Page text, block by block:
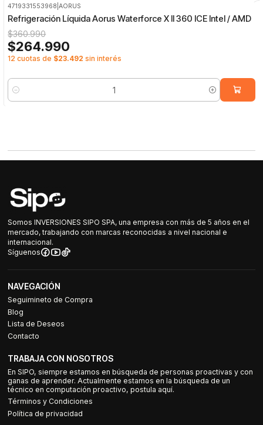
4719331553968 |AORUS
Refrigeración Líquida Aorus Waterforce X II 360 ICE Intel / AMD
$360.990
$264.990
12 cuotas de $23.492 sin interés
Cantidad
Somos INVERSIONES SIPO SPA, una empresa con más de 5 años en el
mercado, trabajando con marcas reconocidas a nivel nacional e
internacional.
Síguenos
NAVEGACIÓN
Seguimineto de Compra
Blog
Lista de Deseos
Contacto
TRABAJA CON NOSOTROS
En SIPO, siempre estamos en búsqueda de personas proactivas y con
ganas de aprender. Actualmente estamos en la búsqueda de un
técnico en computación proactivo, postula aquí.
Términos y Condiciones
Política de privacidad